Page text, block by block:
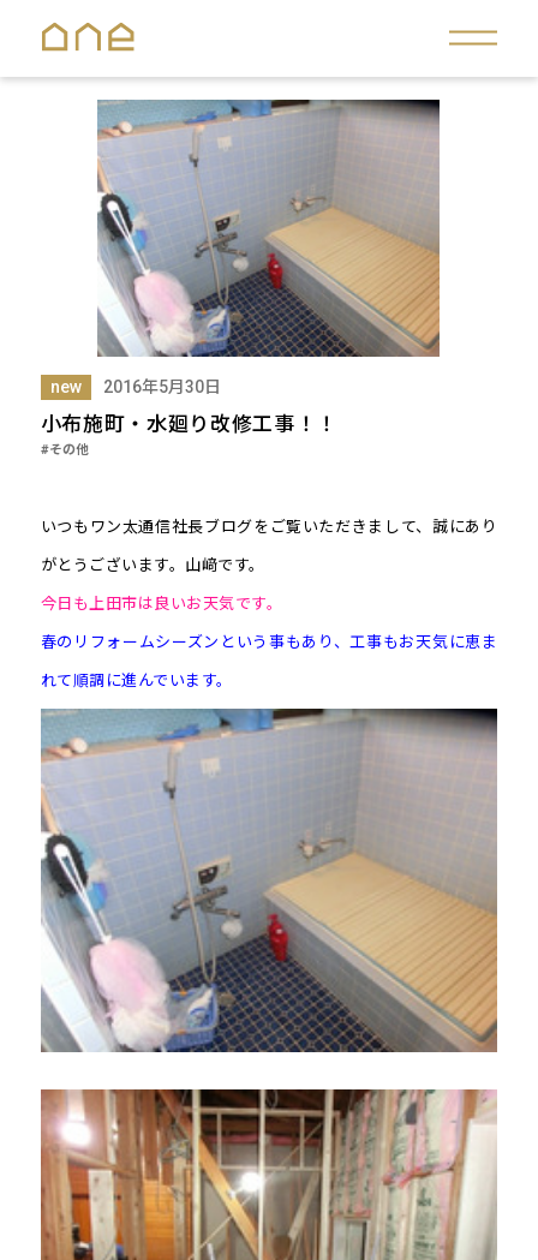
new 2016年5月30日
小布施町・水廻り改修工事！！
#その他
いつもワン太通信社長ブログをご覧いただきまして、誠にあり
がとうございます。山﨑です。
今日も上田市は良いお天気です。
春のリフォームシーズンという事もあり、工事もお天気に恵ま
れて順調に進んでいます。